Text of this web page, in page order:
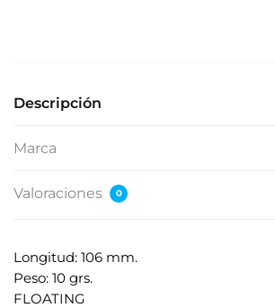
Descripción
Marca
Valoraciones 0
Longitud: 106 mm.
Peso: 10 grs.
FLOATING